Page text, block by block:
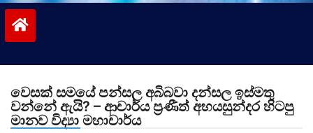
වෙසක් සමයේ පන්සල අබිබවා දන්සල ඉස්මතු
වන්නේ ඇයි? – ආචාර්ය ප්‍රණීත් අභයසුන්දර හිටපු
මානව විද්‍යා මහාචාර්ය